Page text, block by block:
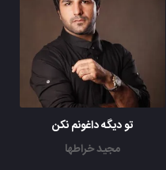
تو دیگه داغونم نکن
مجید خراطها